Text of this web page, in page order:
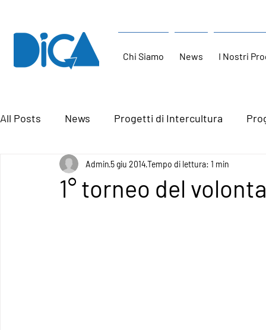
Chi Siamo News I Nostri
All Posts News Progetti di Intercultura
1° torneo del
Admin 5 giu 2014Tempo di lettura: 1 min